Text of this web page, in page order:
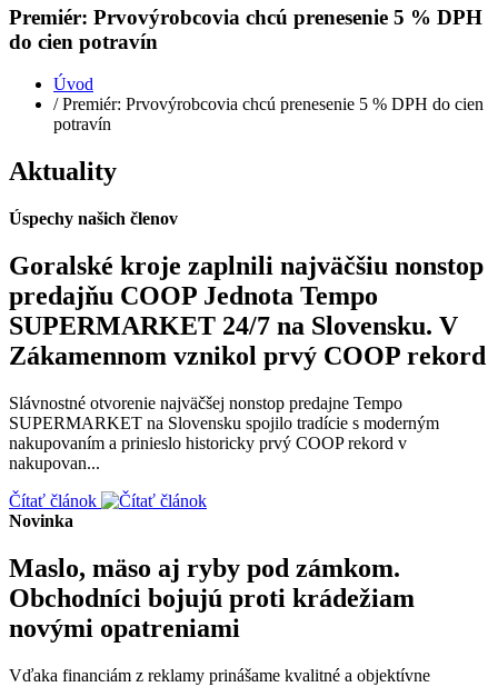
Premiér: Prvovýrobcovia chcú prenesenie 5 % DPH
do cien potravín
Úvod
/ Premiér: Prvovýrobcovia chcú prenesenie 5 % DPH do cien
potravín
Aktuality
Úspechy našich členov
Goralské kroje zaplnili najväčšiu nonstop
predajňu COOP Jednota Tempo
SUPERMARKET 24/7 na Slovensku. V
Zákamennom vznikol prvý COOP rekord
Slávnostné otvorenie najväčšej nonstop predajne Tempo
SUPERMARKET na Slovensku spojilo tradície s moderným
nakupovaním a prinieslo historicky prvý COOP rekord v
nakupovan...
Čítať článok
Novinka
Maslo, mäso aj ryby pod zámkom.
Obchodníci bojujú proti krádežiam
novými opatreniami
Vďaka financiám z reklamy prinášame kvalitné a objektívne